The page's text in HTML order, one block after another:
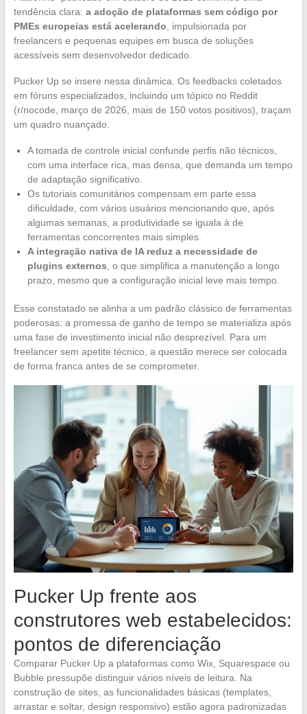
tendência clara: a adoção de plataformas sem código por
PMEs europeias está acelerando, impulsionada por
freelancers e pequenas equipes em busca de soluções
acessíveis sem desenvolvedor dedicado.
Pucker Up se insere nessa dinâmica. Os feedbacks coletados
em fóruns especializados, incluindo um tópico no Reddit
(r/nocode, março de 2026, mais de 150 votos positivos), traçam
um quadro nuançado.
A tomada de controle inicial confunde perfis não técnicos,
com uma interface rica, mas densa, que demanda um tempo
de adaptação significativo.
Os tutoriais comunitários compensam em parte essa
dificuldade, com vários usuários mencionando que, após
algumas semanas, a produtividade se iguala à de
ferramentas concorrentes mais simples.
A integração nativa de IA reduz a necessidade de
plugins externos, o que simplifica a manutenção a longo
prazo, mesmo que a configuração inicial leve mais tempo.
Esse constatado se alinha a um padrão clássico de ferramentas
poderosas: a promessa de ganho de tempo se materializa após
uma fase de investimento inicial não desprezível. Para um
freelancer sem apetite técnico, a questão merece ser colocada
de forma franca antes de se comprometer.
Pucker Up frente aos
construtores web estabelecidos:
pontos de diferenciação
Comparar Pucker Up a plataformas como Wix, Squarespace ou
Bubble pressupõe distinguir vários níveis de leitura. Na
construção de sites, as funcionalidades básicas (templates,
arrastar e soltar, design responsivo) estão agora padronizadas